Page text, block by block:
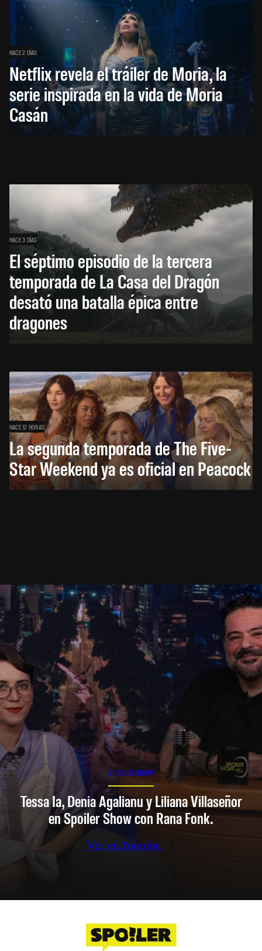
HACE 2 DÍAS
Netflix revela el tráiler de Moria, la
serie inspirada en la vida de Moria
Casán
HACE 3 DÍAS
El séptimo episodio de la tercera
temporada de La Casa del Dragón
desató una batalla épica entre
dragones
HACE 12 HORAS
La segunda temporada de The Five-
Star Weekend ya es oficial en Peacock
SPOILER SHOW
Tessa Ia, Denia Agalianu y Liliana Villaseñor
en Spoiler Show con Rana Fonk.
Ver en Youtube